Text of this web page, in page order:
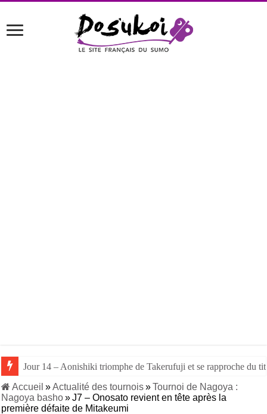
Jour 14 – Aonishiki triomphe de Takerufuji et se rapproche du
Jour 13 – Aonishiki bat Kirishima, son principal rival, et prend la
Accueil »Actualité des tournois»Tournoi de Nagoya :
Nagoya basho»J7 – Onosato revient en tête après la
première défaite de Mitakeumi